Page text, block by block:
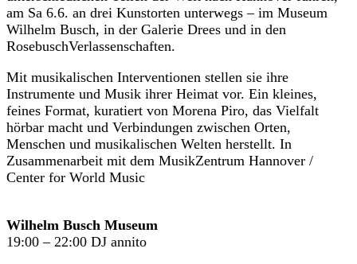
Besuch
Tickets
Festivalzentrum
Anfahrt & Orte
Barrierefreiheit
Awareness
Festival
Aktuelles
Über uns
Unterstützer*innen
Freund*innenkreis
am Sa 6.6. an drei Kunstorten unterwegs – im Museum
Wilhelm Busch, in der Galerie Drees und in den
RosebuschVerlassenschaften.
Mit musikalischen Interventionen stellen sie ihre
Instrumente und Musik ihrer Heimat vor. Ein kleines,
feines Format, kuratiert von Morena Piro, das Vielfalt
hörbar macht und Verbindungen zwischen Orten,
Menschen und musikalischen Welten herstellt. In
Zusammenarbeit mit dem MusikZentrum Hannover /
Center for World Music
Wilhelm Busch Museum
19:00 – 22:00 DJ annito
entsprec
hend den
Interesse
n unserer
Leser*inn
en
einversta
nden. Die
Einwilligu
mit
Wirkung